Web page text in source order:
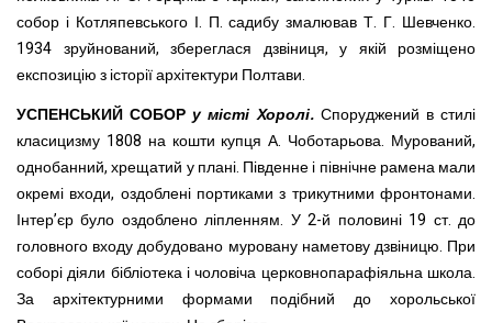
собор і Котляпевського І. П. садибу змалював Т. Г. Шевченко.
1934 зруйнований, збереглася дзвіниця, у якій розміщено
експозицію з історії архітектури Полтави.
УСПЕНСЬКИЙ СОБОР у місті Хоролі.Споруджений в стилі
класицизму 1808 на кошти купця А. Чоботарьова. Мурований,
однобанний, хрещатий у плані. Південне і північне рамена мали
окремі входи, оздоблені портиками з трикутними фронтонами.
Інтер’єр було оздоблено ліпленням. У 2-й половині 19 ст. до
головного входу добудовано муровану наметову дзвіницю. При
соборі діяли бібліотека і чоловіча церковнопарафіяльна школа.
За архітектурними формами подібний до хорольської